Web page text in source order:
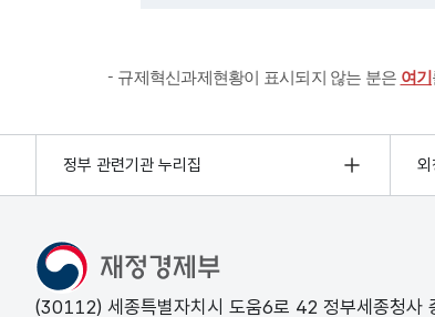
규제혁신과제현황이 표시되지 않는 분은 여기
정부 관련기관 누리집 외
(30112) 세종특별자치시 도움6로 42 정부세종청사